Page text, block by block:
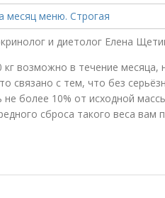
и диетолог Елена
возможно в течение месяца,
связано с тем, что без
более 10% от исходной
сброса такого веса вам